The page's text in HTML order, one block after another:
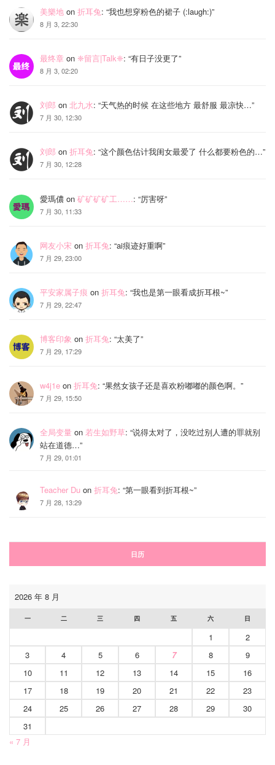
美樂地 on 折耳兔: “我也想穿粉色的裙子 (:laugh:)”
8 月 3, 22:30
最终章 on ❈留言|Talk❈: “有日子没更了”
8 月 3, 02:20
刘郎 on 北九水: “天气热的时候 在这些地方 最舒服 最凉快…”
7 月 30, 12:30
刘郎 on 折耳兔: “这个颜色估计我闺女最爱了 什么都要粉色的…”
7 月 30, 12:28
愛瑪儂 on 矿矿矿矿工……: “厉害呀”
7 月 30, 11:33
网友小宋 on 折耳兔: “ai痕迹好重啊”
7 月 29, 23:00
平安家属子痕 on 折耳兔: “我也是第一眼看成折耳根~”
7 月 29, 22:47
博客印象 on 折耳兔: “太美了”
7 月 29, 17:29
w4j1e on 折耳兔: “果然女孩子还是喜欢粉嘟嘟的颜色啊。 ”
7 月 29, 15:50
全局变量 on 若生如野草: “说得太对了，没吃过别人遭的罪就别
站在道德…”
7 月 29, 01:01
Teacher Du on 折耳兔: “第一眼看到折耳根~”
7 月 28, 13:29
日历
2026 年 8 月
一 二 三 四 五 六 日
1
2
3
4 5 6 7 8
9
10
11 12 13 14 15
16
17
18 19 20 21 22
23
24
25 26 27 28 29
30
31
« 7 月